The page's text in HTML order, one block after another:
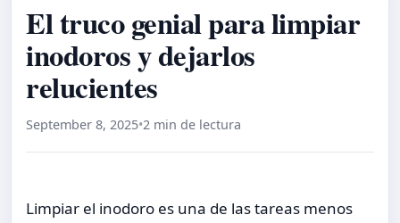
El truco genial para limpiar
inodoros y dejarlos
relucientes
September 8, 2025•2 min de lectura
Limpiar el inodoro es una de las tareas menos